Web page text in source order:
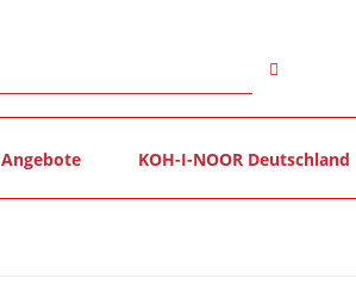
Angebote KOH-I-NOOR Deutschland